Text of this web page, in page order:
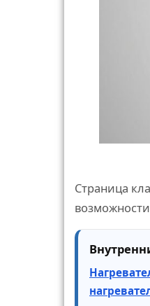
Страница